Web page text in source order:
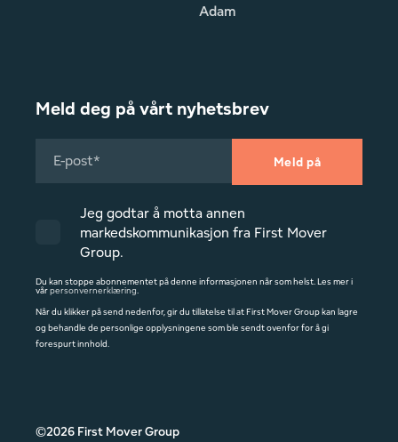
sentrum til ett nytt bygg på Helsfyr, og vi
samarbeide med FMG – de er
serviceinnstilte. Jeg vil ikke nøle med å
tilsvarende tjenester.
Sykehuset Nordmøre og Romsdal
Adam
Meld deg på vårt nyhetsbrev
Jeg godtar å motta annen
markedskommunikasjon fra First Mover
Group.
Du kan stoppe abonnementet på denne informasjonen når som helst. Les mer i
vårpersonvernerklæring
Når du klikker på send nedenfor, gir du tillatelse til at First Mover Group kan lagre
og behandle de personlige opplysningene som ble sendt ovenfor for å gi
forespurt innhold.
©2026 First Mover Group